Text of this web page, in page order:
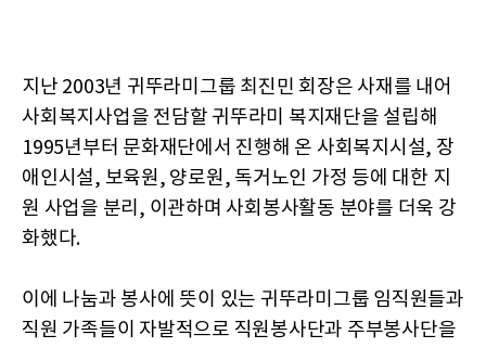
지난 2003년 귀뚜라미그룹 최진민 회장은 사재를 내어
사회복지사업을 전담할 귀뚜라미 복지재단을 설립해
1995년부터 문화재단에서 진행해 온 사회복지시설, 장
애인시설, 보육원, 양로원, 독거노인 가정 등에 대한 지
원 사업을 분리, 이관하며 사회봉사활동 분야를 더욱 강
화했다.
이에 나눔과 봉사에 뜻이 있는 귀뚜라미그룹 임직원들과
직원 가족들이 자발적으로 직원봉사단과 주부봉사단을